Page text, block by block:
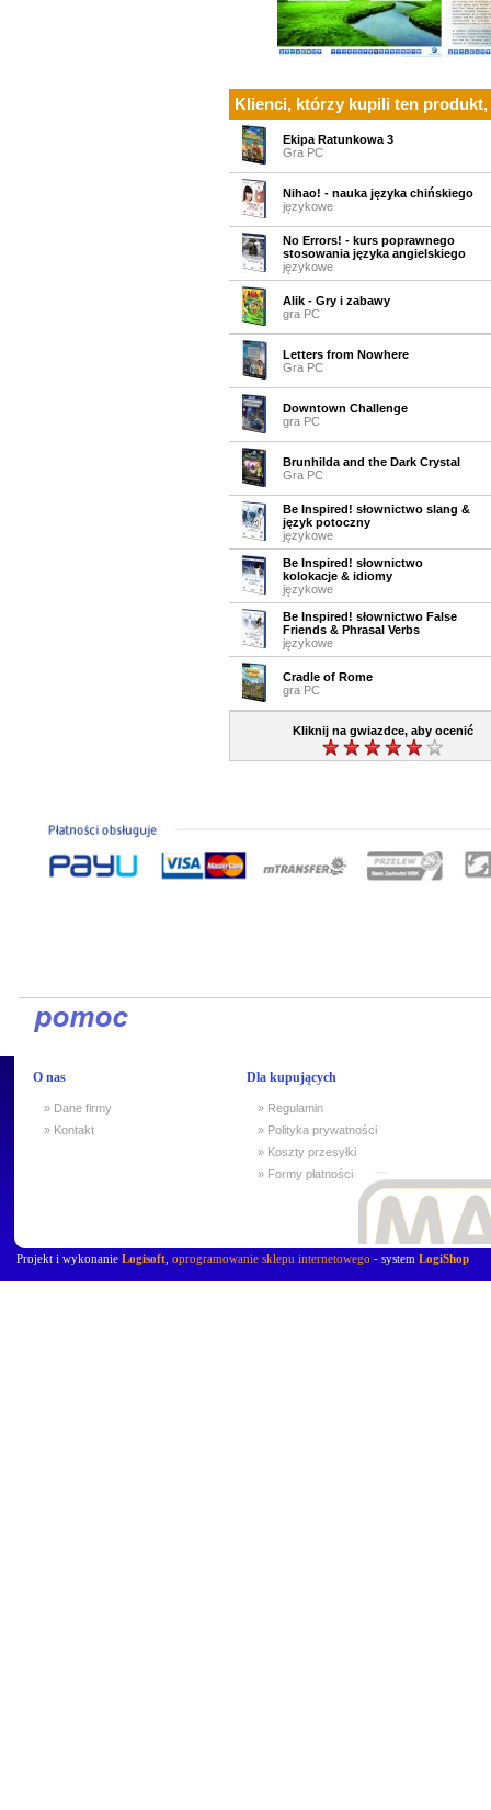
Klienci, którzy kupili ten
Ekipa Ratunkowa 3
Gra PC
Nihao! - nauka języka chińskiego
językowe
No Errors! - kurs poprawnego
stosowania języka angielskiego
językowe
Alik - Gry i zabawy
gra PC
Letters from Nowhere
Gra PC
Downtown Challenge
gra PC
Brunhilda and the Dark Crystal
Gra PC
Be Inspired! słownictwo slang &
język potoczny
językowe
Be Inspired! słownictwo
kolokacje & idiomy
językowe
Be Inspired! słownictwo False
Friends & Phrasal Verbs
językowe
Cradle of Rome
gra PC
Kliknij na gwiazdce, aby ocenić
O nas
» Dane firmy
» Kontakt
Dla kupujących
» Regulamin
» Polityka prywatności
» Koszty przesyłki
» Formy płatności
Projekt i wykonanie Logisoft oprogramowanie sklepu internetowego - system LogiShop